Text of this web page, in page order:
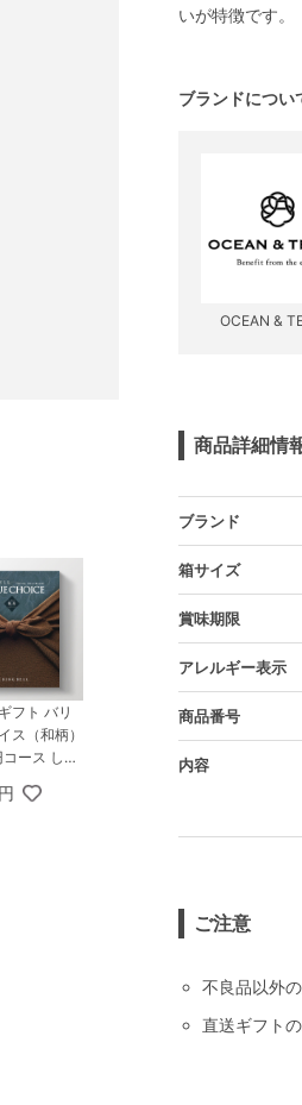
フト バリ
ス（和柄）
ース しき
いが特徴です。
ブランドについ
OCEAN &
商品詳細情
ブランド
箱サイズ
賞味期限
アレルギー表示
商品番号
内容
ご注意
不良品以外
直送ギフト